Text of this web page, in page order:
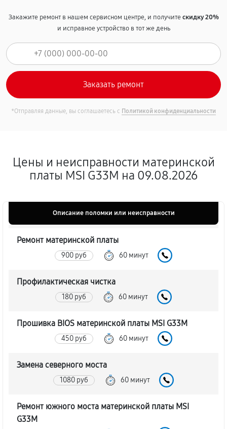
Закажите ремонт в нашем сервисном центре, и получитескидку 20%
и исправное устройство в тот же день
*Отправляя данные, вы соглашаетесь с Политикой конфиденциальности
Цены и неисправности материнской
платы MSI G33M на 09.08.2026
Описание поломки или неисправности
Ремонт материнской платы
900 руб 60 минут
Профилактическая чистка
180 руб 60 минут
Прошивка BIOS материнской платы MSI G33M
450 руб 60 минут
Замена северного моста
1080 руб 60 минут
Ремонт южного моста материнской платы MSI
G33M